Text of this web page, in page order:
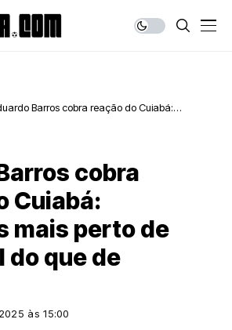
Barros cobra reação do Cuiabá:
cobra
Cuiabá:
mais perto de
do que de
às 15:00